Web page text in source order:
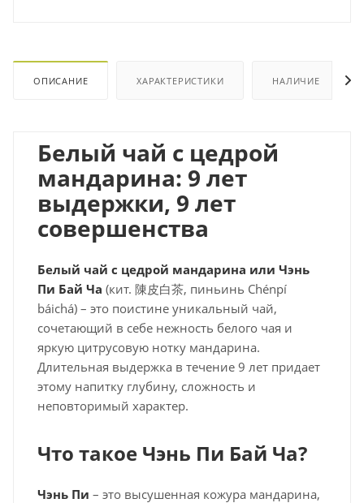
ОПИСАНИЕ ХАРАКТЕРИСТИКИ НАЛИЧИЕ
Белый чай с цедрой
мандарина: 9 лет
выдержки, 9 лет
совершенства
Белый чай с цедрой мандарина или Чэнь
Пи Бай Ча (кит. 陳皮白茶, пиньинь Chénpí
báichá) – это поистине уникальный чай,
сочетающий в себе нежность белого чая и
яркую цитрусовую нотку мандарина.
Длительная выдержка в течение 9 лет придает
этому напитку глубину, сложность и
неповторимый характер.
Что такое Чэнь Пи Бай Ча?
Чэнь Пи – это высушенная кожура мандарина,